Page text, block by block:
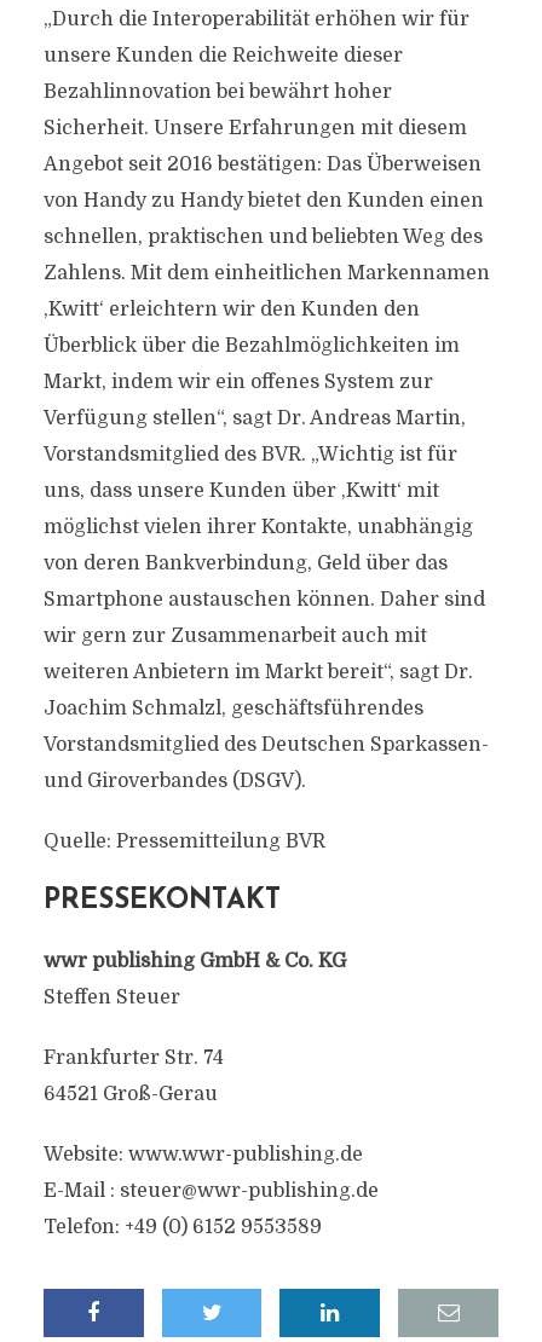
„Durch die Interoperabilität erhöhen wir für
unsere Kunden die Reichweite dieser
Bezahlinnovation bei bewährt hoher
Sicherheit. Unsere Erfahrungen mit diesem
Angebot seit 2016 bestätigen: Das Überweisen
von Handy zu Handy bietet den Kunden einen
schnellen, praktischen und beliebten Weg des
Zahlens. Mit dem einheitlichen Markennamen
,Kwitt‘ erleichtern wir den Kunden den
Überblick über die Bezahlmöglichkeiten im
Markt, indem wir ein offenes System zur
Verfügung stellen“, sagt Dr. Andreas Martin,
Vorstandsmitglied des BVR. „Wichtig ist für
uns, dass unsere Kunden über ,Kwitt‘ mit
möglichst vielen ihrer Kontakte, unabhängig
von deren Bankverbindung, Geld über das
Smartphone austauschen können. Daher sind
wir gern zur Zusammenarbeit auch mit
weiteren Anbietern im Markt bereit“, sagt Dr.
Joachim Schmalzl, geschäftsführendes
Vorstandsmitglied des Deutschen Sparkassen-
und Giroverbandes (DSGV).
Quelle: Pressemitteilung BVR
PRESSEKONTAKT
wwr publishing GmbH & Co. KG
Steffen Steuer
Frankfurter Str. 74
64521 Groß-Gerau
Website: www.wwr-publishing.de
E-Mail : steuer@wwr-publishing.de
Telefon: +49 (0) 6152 9553589